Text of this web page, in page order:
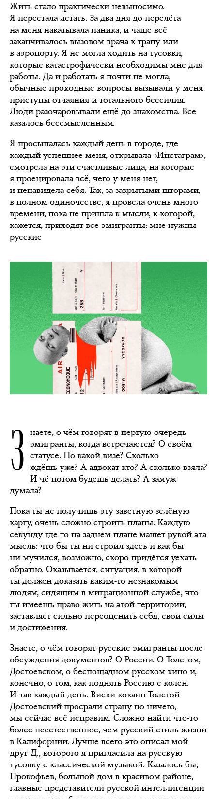
Жить стало практически невыносимо.
Я перестала летать. За два дня до перелёта
на меня накатывала паника, и чаще всё
заканчивалось вызовом врача к трапу или
в аэропорту. Я не могла ходить на тусовки,
которые катастрофически необходимы мне для
работы. Да и работать я почти не могла,
обычные проходные вопросы вызывали у меня
приступы отчаяния и тотального бессилия.
Люди разочаровывали ещё до знакомства. Все
казалось бессмысленным.
Я просыпалась каждый день в городе, где
каждый успешнее меня, открывала «Инстаграм»,
смотрела на эти счастливые лица, на которые
я проецировала всё, чего у меня нет,
и ненавидела себя. Так, за закрытыми шторами,
в полном одиночестве, я провела очень много
времени, пока не пришла к мысли, к которой,
кажется, приходят все эмигранты: мне нужны
русские
З наете, о чём говорят в первую очередь
эмигранты, когда встречаются? О своём
статусе. По какой визе? Сколько
ждёшь уже? А адвокат кто? А сколько взяла?
И чё потом будешь делать? А замуж
думала?
Пока ты не получишь эту заветную зелёную
карту, очень сложно строить планы. Каждую
секунду где-то на заднем плане машет рукой эта
мысль: что бы ты ни строил здесь и как бы
ни мучился, возможно, скоро придётся уехать
обратно. Оказывается, ситуация, в которой
ты должен доказать каким-то незнакомым
людям, сидящим в миграционной службе, что
ты имеешь право жить на этой территории,
заставляет сильно переоценить себя, свои силы
и достижения.
Знаете, о чём говорят русские эмигранты после
обсуждения документов? О России. О Толстом,
Достоевском, о беспощадном русском кино и,
конечно, о том, как поднять Россию с колен.
И так каждый день. Виски-кокаин-Толстой-
Достоевский-просрали страну-но ничего,
мы сейчас всё исправим. Сложно найти что-то
более неестественное, чем русский стиль жизни
в Калифорнии. Лучше всего это описал мой
друг Д., которого я пригласила на русскую
тусовку с классической музыкой. Казалось бы,
Прокофьев, большой дом в красивом районе,
главные представители русской интеллигенции